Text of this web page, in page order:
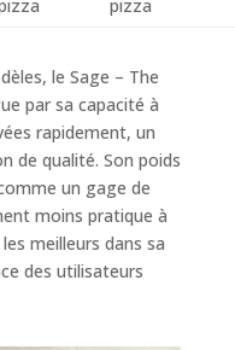
pizza
le Sage – The
par sa capacité à
rapidement, un
de qualité. Son poids
un gage de
moins pratique à
meilleurs dans sa
des utilisateurs